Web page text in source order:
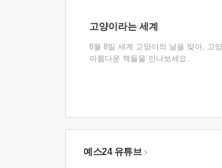
고양이라는 세계
8월 8일 세계 고양이의 날을 맞아, 고
아름다운 책들을 만나보세요.
예스24 유튜브